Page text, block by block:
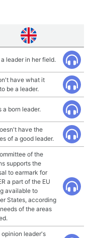
leader in her field.
have what it
be a leader.
a born leader.
have the
of a good leader.
of the
supports the
to earmark for
a part of the EU
available to
States, according
of the areas
opinion leader's